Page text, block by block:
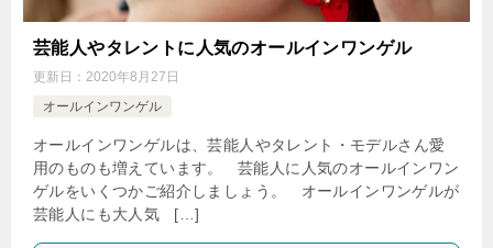
芸能人やタレントに人気のオールインワンゲル
更新日： 2020年8月27日
オールインワンゲル
オールインワンゲルは、芸能人やタレント・モデルさん愛
用のものも増えています。 芸能人に人気のオールインワン
ゲルをいくつかご紹介しましょう。 オールインワンゲルが
芸能人にも大人気 […]